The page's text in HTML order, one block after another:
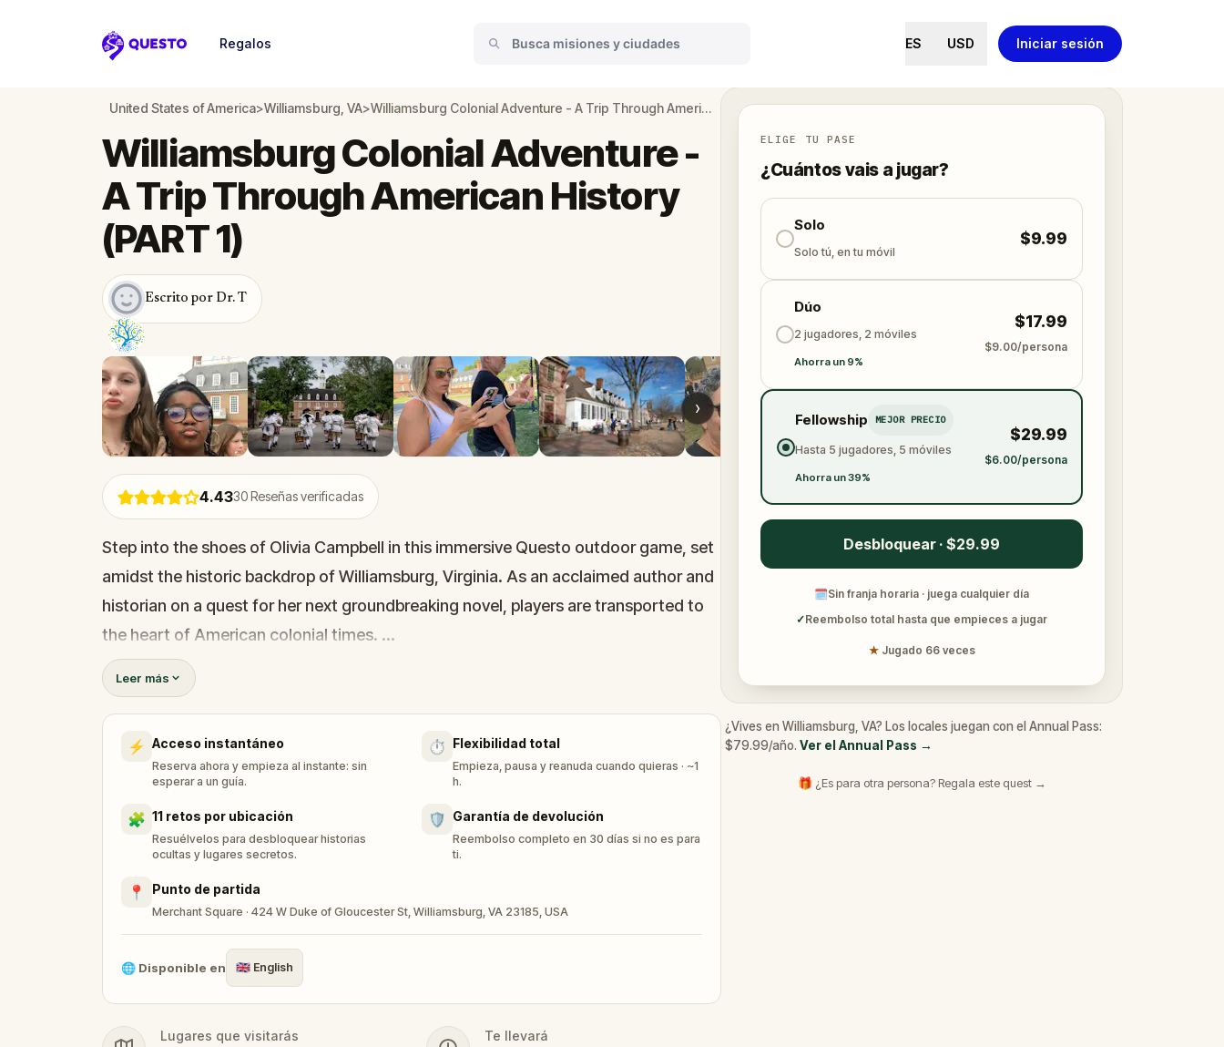
Questo
Regalos ES USD Iniciar sesión
United States of America>Williamsburg, VA> Williamsburg Colonial Adventure - A Trip Through American History (PART 1)
›
4.4330Reseñas verificadas
Williamsburg Colonial Adventure -
A Trip Through American History
(PART 1)
Escrito por Dr. T
Step into the shoes of Olivia Campbell in this immersive Questo outdoor game, set
amidst the historic backdrop of Williamsburg, Virginia. As an acclaimed author and
historian on a quest for her next groundbreaking novel, players are transported to
the heart of American colonial times.
The living-history museum of Williamsburg becomes your playground, where you
experience colonial life firsthand, and craft Olivia's next bestseller!
PART 1
Leer más
⚡ Acceso instantáneo
Reserva ahora y empieza al instante: sin
esperar a un guía.
⏱️ Flexibilidad total
Empieza, pausa y reanuda cuando quieras · ~1
h.
🧩 11 retos por ubicación
Resuélvelos para desbloquear historias
ocultas y lugares secretos.
🛡️ Garantía de devolución
Reembolso completo en 30 días si no es para
ti.
📍 Punto de partida
Merchant Square · 424 W Duke of Gloucester St, Williamsburg, VA 23185, USA
🌐 Disponible en 🇬🇧 English
Lugares que visitarás Te llevará
ELIGE TU PASE
¿Cuántos vais a jugar?
Solo
Solo tú, en tu móvil
$9.99
Dúo
2 jugadores, 2 móviles
Ahorra un 9%
$17.99
$9.00/persona
Fellowship MEJOR PRECIO
Hasta 5 jugadores, 5 móviles
Ahorra un 39%
$29.99
$6.00/persona
Desbloquear · $29.99
🗓Sin franja horaria · juega cualquier día
✓Reembolso total hasta que empieces a jugar
★ Jugado 66 veces
¿Vives en Williamsburg, VA? Los locales juegan con el Annual Pass:
$79.99/año. Ver el Annual Pass →
🎁 ¿Es para otra persona? Regala este quest →